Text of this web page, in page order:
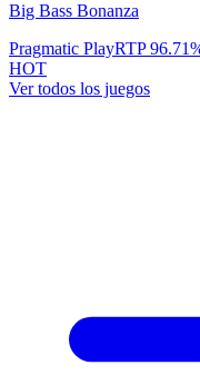
Big Bass Bonanza
Pragmatic PlayRTP96.71
HOT
Ver todos los juegos